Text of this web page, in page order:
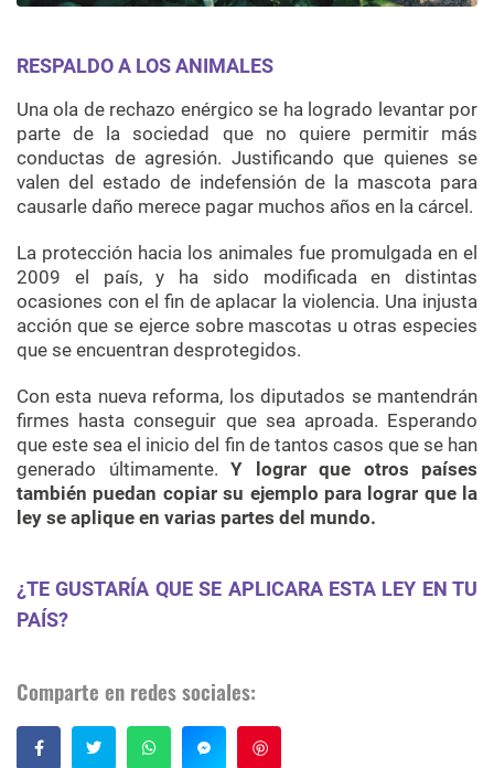
RESPALDO A LOS ANIMALES
Una ola de rechazo enérgico se ha logrado levantar por
parte de la sociedad que no quiere permitir más
conductas de agresión. Justificando que quienes se
valen del estado de indefensión de la mascota para
causarle daño merece pagar muchos años en la cárcel.
La protección hacia los animales fue promulgada en el
2009 el país, y ha sido modificada en distintas
ocasiones con el fin de aplacar la violencia. Una injusta
acción que se ejerce sobre mascotas u otras especies
que se encuentran desprotegidos.
Con esta nueva reforma, los diputados se mantendrán
firmes hasta conseguir que sea aproada. Esperando
que este sea el inicio del fin de tantos casos que se han
generado últimamente. Y lograr que otros países
también puedan copiar su ejemplo para lograr que la
ley se aplique en varias partes del mundo.
¿TE GUSTARÍA QUE SE APLICARA ESTA LEY EN TU
PAÍS?
Comparte en redes sociales: